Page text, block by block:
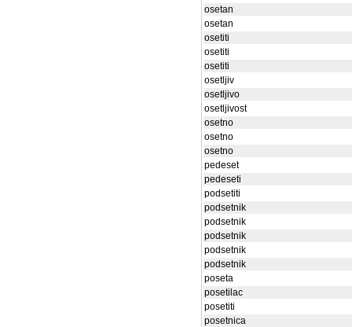
osetan
osetan
osetiti
osetiti
osetiti
osetljiv
osetljivo
osetljivost
osetno
osetno
osetno
pedeset
pedeseti
podsetiti
podsetnik
podsetnik
podsetnik
podsetnik
podsetnik
poseta
posetilac
posetiti
posetnica